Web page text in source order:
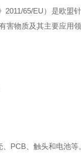
65/EU）是欧盟
害物质及其主要应用
PCB、触头和电池等